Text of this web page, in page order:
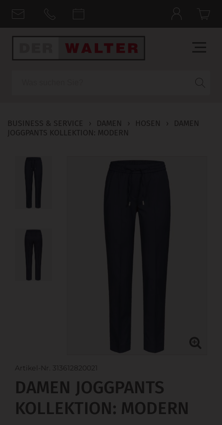
BUSINESS & SERVICE › DAMEN › HOSEN ›
DAMEN
JOGGPANTS KOLLEKTION: MODERN
Artikel-Nr. 313612820021
DAMEN JOGGPANTS
KOLLEKTION: MODERN